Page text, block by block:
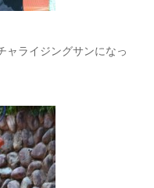
ャライジングサンになっ